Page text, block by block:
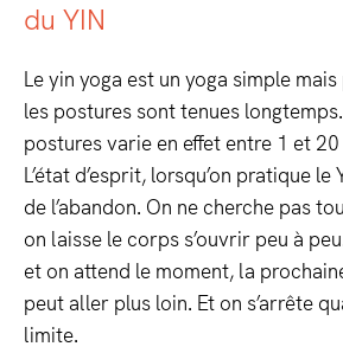
du YIN
Le yin yoga est un yoga simple
les postures sont tenues longtemps.
postures varie en effet entre 1 et
L’état d’esprit, lorsqu’on pratique le
de l’abandon. On ne cherche pas
on laisse le corps s’ouvrir peu à
et on attend le moment, la
peut aller plus loin. Et on s’arrête
limite.